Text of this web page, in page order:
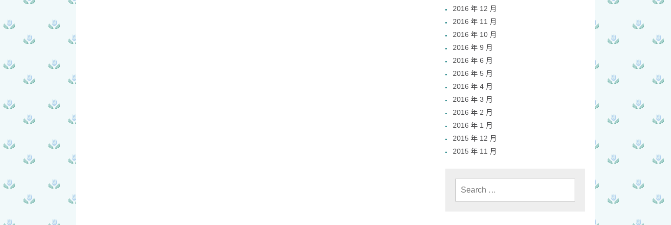
2016 年 12 月
2016 年 11 月
2016 年 10 月
2016 年 9 月
2016 年 6 月
2016 年 5 月
2016 年 4 月
2016 年 3 月
2016 年 2 月
2016 年 1 月
2015 年 12 月
2015 年 11 月